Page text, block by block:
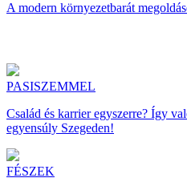
A modern környezetbarát
PASISZEMMEL
Család és karrier egyszerre? Így
egyensúly Szegeden!
FÉSZEK